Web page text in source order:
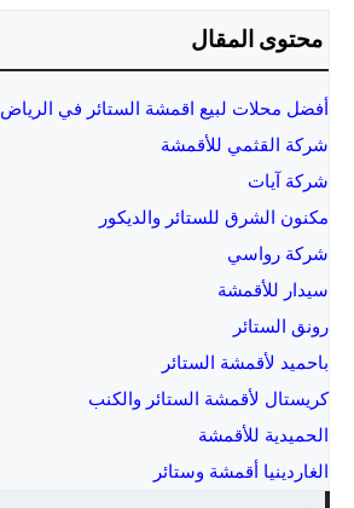
محتوى المقال
أفضل محلات لبيع اقمشة الستائر في الرياض
شركة القثمي للأقمشة
شركة آيات
مكنون الشرق للستائر والديكور
شركة رواسي
سيدار للأقمشة
رونق الستائر
باحميد لأقمشة الستائر
كريستال لأقمشة الستائر والكنب
الحميدية للأقمشة
الغاردينيا أقمشة وستائر